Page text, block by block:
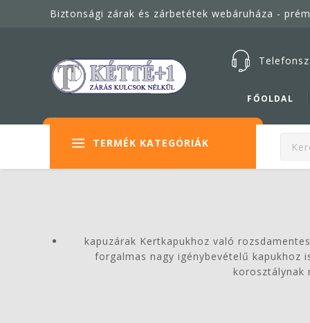
Biztonsági zárak és zárbetétek webáruháza -
FŐOLDAL
TERMÉK KATEGÓRIÁK
kapuzárak Kertkapukhoz való
forgalmas nagy igénybevételű kapukhoz
korosztálynak